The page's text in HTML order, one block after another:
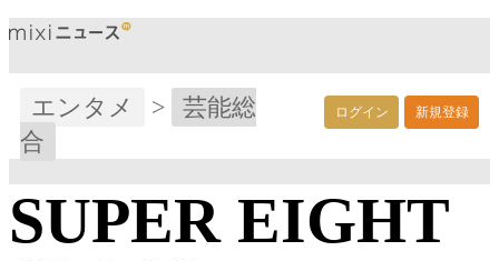
ログイン 新規登録
エンタメ >
芸能総
合
SUPER EIGHT